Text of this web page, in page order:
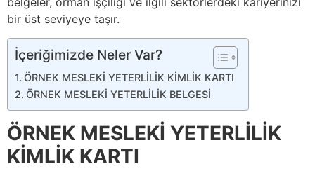
bir üst seviyeye taşır.
İçeriğimizde Neler Var?
ÖRNEK MESLEKİ YETERLİLİK KİMLİK KARTI
ÖRNEK MESLEKİ YETERLİLİK BELGESİ
ÖRNEK MESLEKİ YETERLİLİK
KİMLİK KARTI